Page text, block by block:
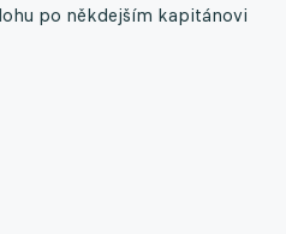
po někdejším kapitánovi